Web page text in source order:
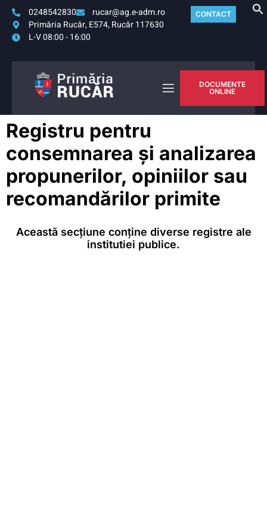
0248542830
rucar@ag.e-adm.ro
Primăria Rucăr, E574, Rucăr 117630
L-V 08:00 - 16:00
CONTACT
DOCUMENTE
ONLINE
Registru pentru
consemnarea și analizarea
propunerilor, opiniilor sau
recomandărilor primite
Această secțiune conține diverse registre ale
institutiei publice.